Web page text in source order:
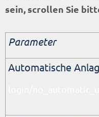
sein, scrollen Sie
Parameter
Automatische